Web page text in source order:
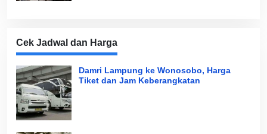
Cek Jadwal dan Harga
Damri Lampung ke Wonosobo, Harga
Tiket dan Jam Keberangkatan